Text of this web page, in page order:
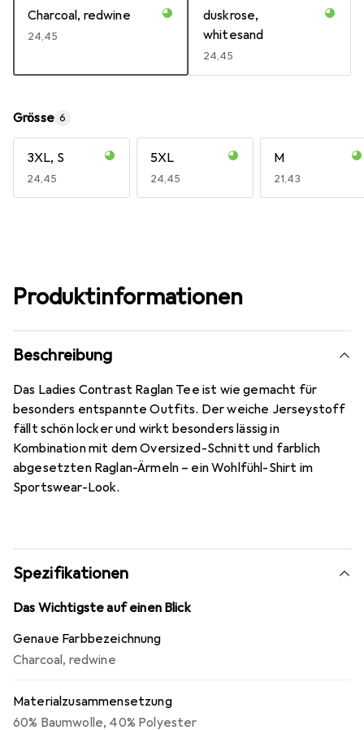
Charcoal, redwine
EUR
24,45
duskrose,
whitesand
EUR
24,45
Grösse 6
3XL, S
EUR
24,45
5XL
EUR
24,45
M
EUR
21,43
Produktinformationen
Beschreibung
Das Ladies Contrast Raglan Tee ist wie gemacht für
besonders entspannte Outfits. Der weiche Jerseystoff
fällt schön locker und wirkt besonders lässig in
Kombination mit dem Oversized-Schnitt und farblich
abgesetzten Raglan-Ärmeln – ein Wohlfühl-Shirt im
Sportswear-Look.
Spezifikationen
Das Wichtigste auf einen Blick
Genaue Farbbezeichnung
Charcoal, redwine
Materialzusammensetzung
60% Baumwolle, 40% Polyester